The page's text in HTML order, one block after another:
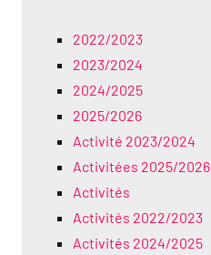
2022/2023
2023/2024
2024/2025
2025/2026
Activité 2023/2024
Activitées 2025/2026
Activités
Activités 2022/2023
Activités 2024/2025